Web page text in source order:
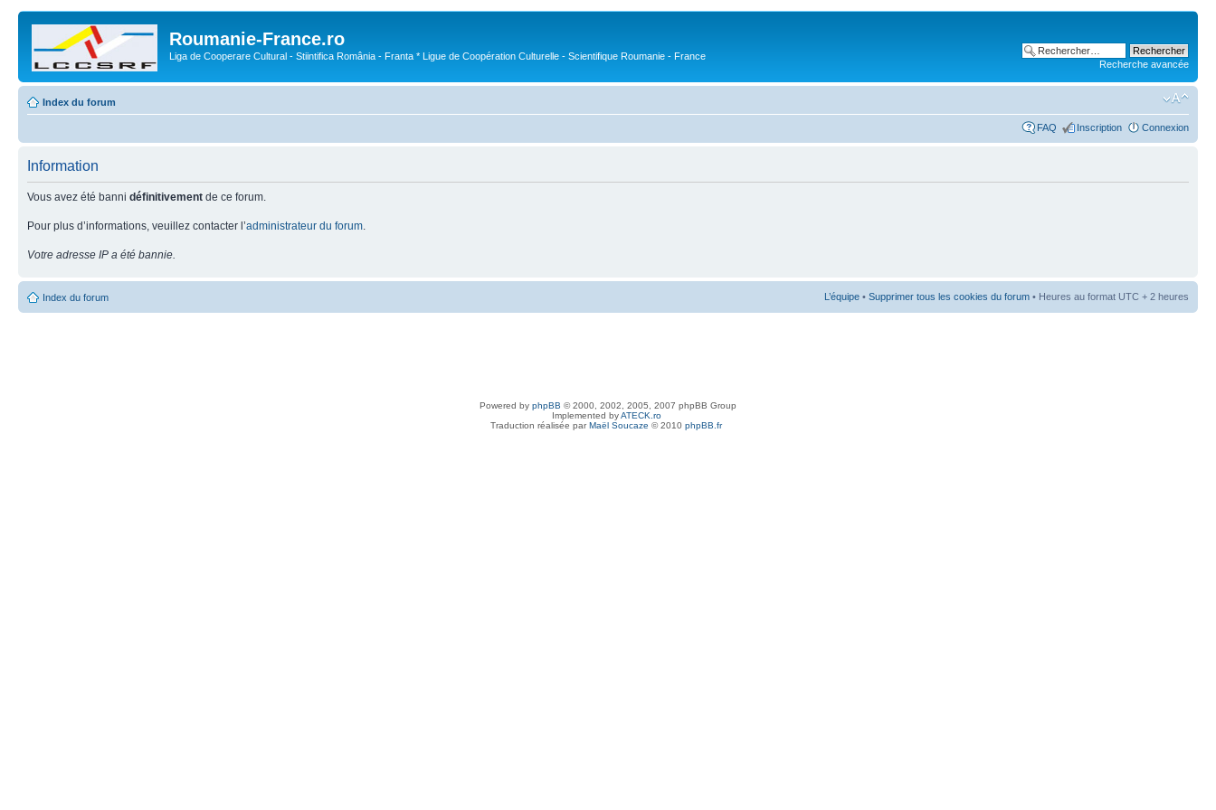
Roumanie-France.ro
Liga de Cooperare Cultural - Stiintifica România - Franta * Ligue de Coopération Culturelle - Scientifique Roumanie - France
Recherche avancée
Index du forum
FAQ Inscription Connexion
Information
Vous avez été banni définitivement de ce forum.
Pour plus d’informations, veuillez contacter l’administrateur du forum
Votre adresse IP a été bannie.
Index du forum L’équipe • Supprimer tous les cookies du forum • Heures au format UTC + 2 heures
Powered by phpBB © 2000, 2002, 2005, 2007 phpBB Group
Implemented byATECK.ro
Traduction réalisée parMaël Soucaze © 2010 phpBB.fr